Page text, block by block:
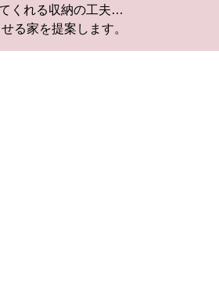
くれる収納の工夫…
る家を提案します。